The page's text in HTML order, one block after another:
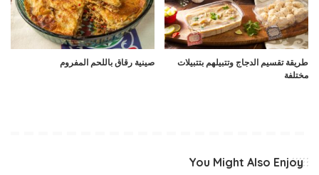
طريقة تقسيم الدجاج وتتبيلهم بتتبيلات
مختلفة
صينية رقاق باللحم المفروم
You Might Also Enjoy